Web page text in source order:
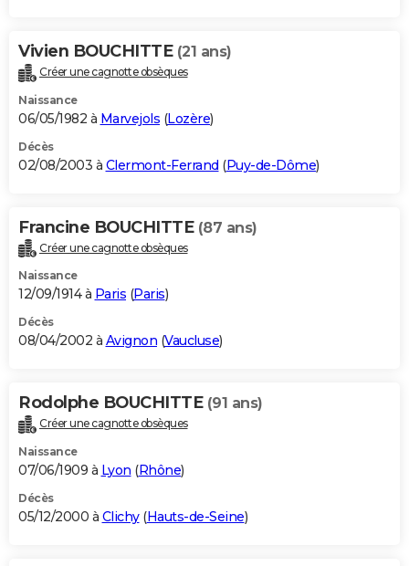
Vivien BOUCHITTE (21 ans)
Créer une cagnotte obsèques
Naissance
06/05/1982 à Marvejols (Lozère)
Décès
02/08/2003 à Clermont-Ferrand (Puy-de-Dôme)
Francine BOUCHITTE (87 ans)
Créer une cagnotte obsèques
Naissance
12/09/1914 à Paris (Paris)
Décès
08/04/2002 à Avignon (Vaucluse)
Rodolphe BOUCHITTE (91 ans)
Créer une cagnotte obsèques
Naissance
07/06/1909 à Lyon (Rhône)
Décès
05/12/2000 à Clichy(Hauts-de-Seine)